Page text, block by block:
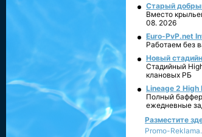
Старый
Вместо
08. 2026
Euro-PvP.net
Работаем без
Новый
Стадийный
клановых РБ
Lineage 2
Полный
ежедневные
Разместите
Promo-